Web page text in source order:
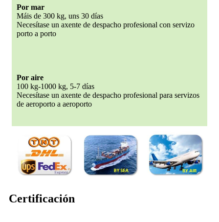
Por mar
Máis de 300 kg, uns 30 días
Necesítase un axente de despacho profesional con servizo
porto a porto
Por aire
100 kg-1000 kg, 5-7 días
Necesítase un axente de despacho profesional para servizos
de aeroporto a aeroporto
Certificación